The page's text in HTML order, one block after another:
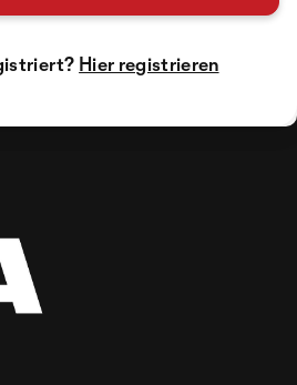
Hier registrieren